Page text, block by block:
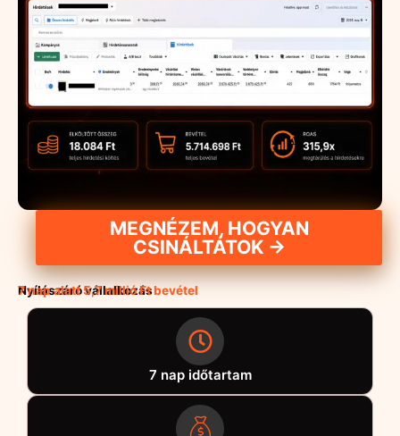
MEGNÉZEM, HOGYAN
CSINÁLTÁTOK →
Nyílászáró vállalkozás
7 nap alatt 5,7 millió Ft bevétel
7 nap időtartam